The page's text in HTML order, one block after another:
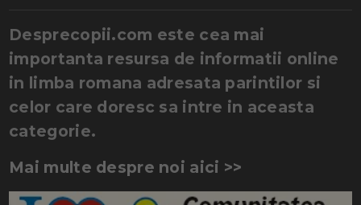
Desprecopii.com este cea mai
importanta resursa de informatii online
in limba romana adresata parintilor si
celor care doresc sa intre in aceasta
categorie.
Mai multe despre noi aici >>